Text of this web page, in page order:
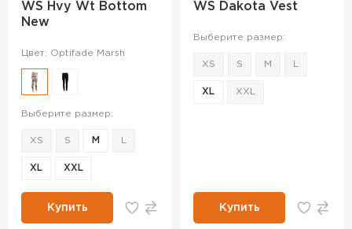
WS Hvy Wt Bottom
New
Цвет: Optifade Marsh
Выберите размер:
XS S M
XL XXL
Купить
WS Dakota Vest
Выберите размер:
XS S M
XL XXL
Купить